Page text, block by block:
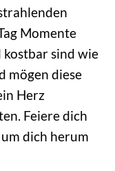
Momente
kostbar sind wie
mögen diese
Herz
Feiere dich
dich herum